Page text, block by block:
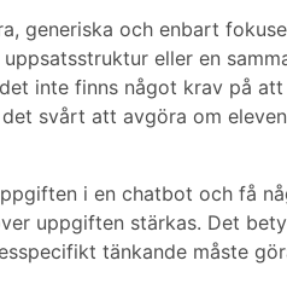
generiska och enbart
eller en
inte finns något krav på
svårt att avgöra om
i en chatbot och få
uppgiften stärkas. Det
tänkande måste